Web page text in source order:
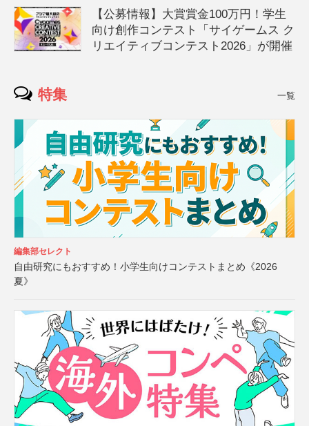
【公募情報】大賞賞金100万円！学生
向け創作コンテスト「サイゲームス ク
リエイティブコンテスト2026」が開催
特集 一覧
編集部セレクト
自由研究にもおすすめ！小学生向けコンテストまとめ《2026
夏》